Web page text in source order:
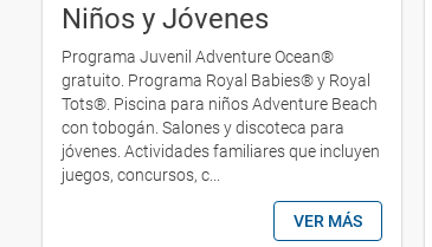
Niños y Jóvenes
Programa Juvenil Adventure Ocean®
gratuito. Programa Royal Babies® y Royal
Tots®. Piscina para niños Adventure Beach
con tobogán. Salones y discoteca para
jóvenes. Actividades familiares que incluyen
juegos, concursos, c...
VER MÁS